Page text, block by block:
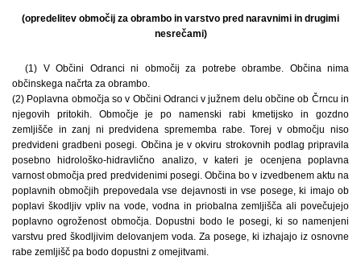
(opredelitev območij za obrambo in varstvo pred naravnimi in drugimi
nesrečami)
(1) V Občini Odranci ni območij za potrebe obrambe. Občina nima
občinskega načrta za obrambo.
(2) Poplavna območja so v Občini Odranci v južnem delu občine ob Črncu in
njegovih pritokih. Območje je po namenski rabi kmetijsko in gozdno
zemljišče in zanj ni predvidena sprememba rabe. Torej v območju niso
predvideni gradbeni posegi. Občina je v okviru strokovnih podlag pripravila
posebno hidrološko-hidravlično analizo, v kateri je ocenjena poplavna
varnost območja pred predvidenimi posegi. Občina bo v izvedbenem aktu na
poplavnih območjih prepovedala vse dejavnosti in vse posege, ki imajo ob
poplavi škodljiv vpliv na vode, vodna in priobalna zemljišča ali povečujejo
poplavno ogroženost območja. Dopustni bodo le posegi, ki so namenjeni
varstvu pred škodljivim delovanjem voda. Za posege, ki izhajajo iz osnovne
rabe zemljišč pa bodo dopustni z omejitvami.